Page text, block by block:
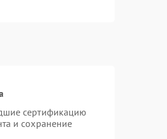
сертификацию
и сохранение